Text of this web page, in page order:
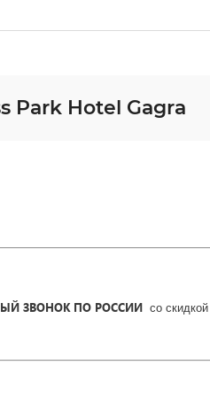
Park Hotel Gagra
ЗВОНОК ПО РОССИИ со